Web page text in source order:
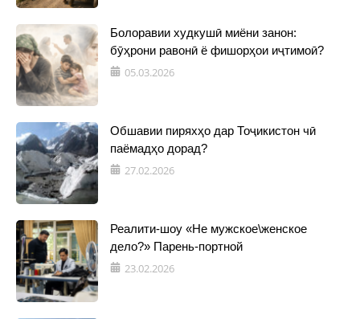
Болоравии худкушӣ миёни занон:
бӯҳрони равонӣ ё фишорҳои иҷтимоӣ?
05.03.2026
Обшавии пиряхҳо дар Тоҷикистон чӣ
паёмадҳо дорад?
27.02.2026
Реалити-шоу «Не мужское\женское
дело?» Парень-портной
23.02.2026